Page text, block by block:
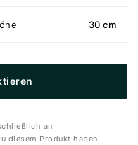
30 cm
an
diesem Produkt haben,